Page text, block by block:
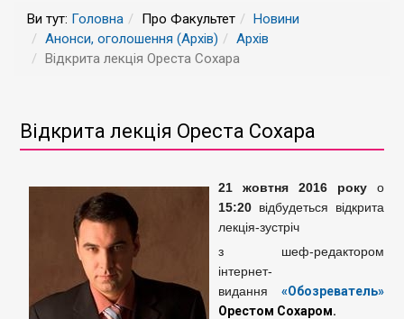
Ви тут: Головна Про Факультет
Новини
Анонси, оголошення (Архів)
Архів
Відкрита лекція Ореста Сохара
Відкрита лекція Ореста Сохара
21 жовтня 2016 року о
15:20 відбудеться відкрита
лекція-зустріч
з шеф-редактором
інтернет-
видання «Обозреватель»
Орестом Сохаром.